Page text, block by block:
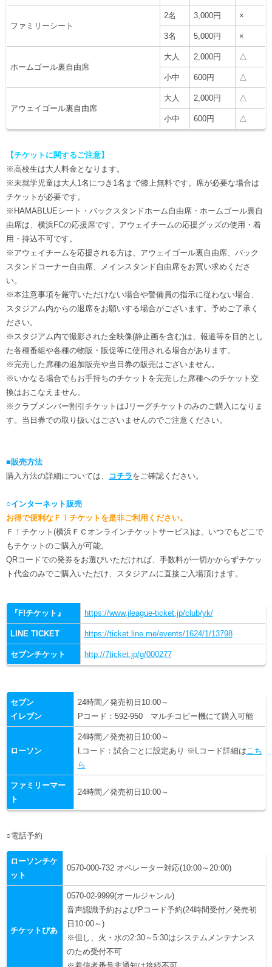
ファミリーシート
2名 3,000円 ×
3名 5,000円 ×
ホームゴール裏自由席
大人 2,000円 △
小中 600円 △
アウェイゴール裏自由席
大人 2,000円 △
小中 600円 △
【チケットに関するご注意】
※高校生は大人料金となります。
※未就学児童は大人1名につき1名まで膝上無料です。席が必要な場合は
チケットが必要です。
※HAMABLUEシート・バックスタンドホーム自由席・ホームゴール裏自
由席は、横浜FCの応援席です。アウェイチームの応援グッズの使用・着
用・持込不可です。
※アウェイチームを応援される方は、アウェイゴール裏自由席、バック
スタンドコーナー自由席、メインスタンド自由席をお買い求めくださ
い。
※本注意事項を厳守いただけない場合や警備員の指示に従わない場合、
スタジアム内からの退席をお願いする場合がございます。予めご了承く
ださい。
※スタジアム内で撮影された全映像(静止画を含む)は、報道等を目的とし
た各種番組や各種の物販・販促等に使用される場合があります。
※完売した席種の追加販売や当日券の販売はございません。
※いかなる場合でもお手持ちのチケットを完売した席種へのチケット交
換はおこなえません。
※クラブメンバー割引チケットはJリーグチケットのみのご購入になりま
す。当日券での取り扱いはございませんのでご注意ください。
■販売方法
購入方法の詳細については、
コチラをご確認ください。
○インターネット販売
お得で便利なＦ！チケットを是非ご利用ください。
Ｆ！チケット(横浜ＦＣオンラインチケットサービス)は、いつでもどこで
もチケットのご購入が可能。
QRコードでの発券をお選びいただければ、手数料が一切かからずチケッ
ト代金のみでご購入いただけ、スタジアムに直接ご入場頂けます。
『F!チケット』 https://www.jleague-ticket.jp/club/yk/
LINE TICKET https://ticket.line.me/events/1624/1/13798
セブンチケット http://7ticket.jp/g/000277
セブン
イレブン
24時間／発売初日10:00～
Pコード：592-950 マルチコピー機にて購入可能
ローソン
24時間／発売初日10:00～
Lコード：試合ごとに設定あり ※Lコード詳細は こち
ら
ファミリーマー
ト
24時間／発売初日10:00～
○電話予約
ローソンチケ
ット
0570-000-732 オペレーター対応(10:00～20:00)
チケットぴあ
0570-02-9999(オールジャンル)
音声認識予約およびPコード予約(24時間受付／発売初
日10:00～)
※但し、火・水の2:30～5:30はシステムメンテナンス
のため受付不可